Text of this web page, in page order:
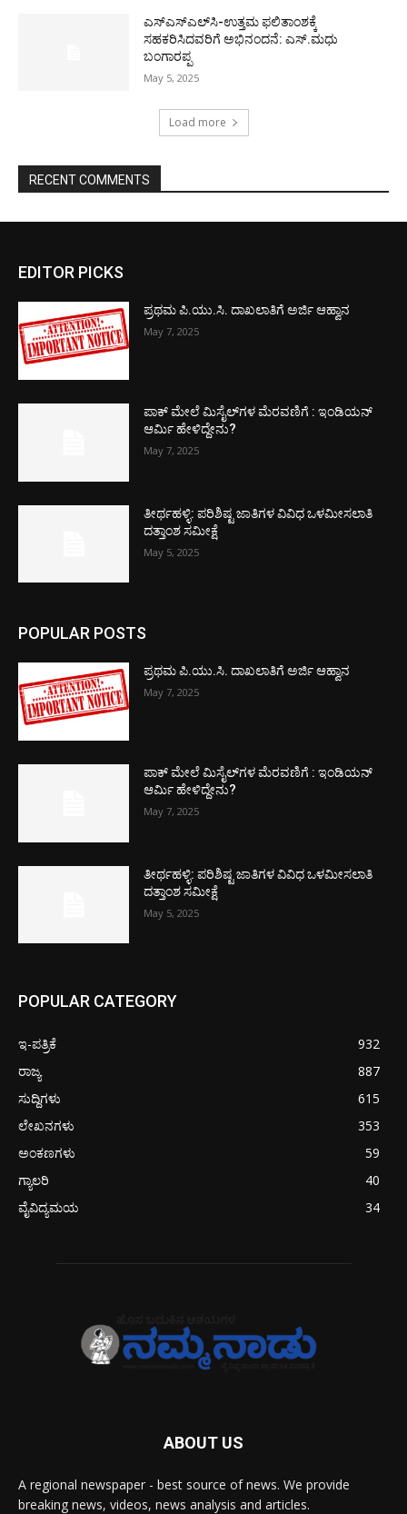
ಎಸ್‌ಎಸ್‌ಎಲ್‌ಸಿ-ಉತ್ತಮ ಫಲಿತಾಂಶಕ್ಕೆ
ಸಹಕರಿಸಿದವರಿಗೆ ಅಭಿನಂದನೆ: ಎಸ್.ಮಧು
ಬಂಗಾರಪ್ಪ
May 5, 2025
Load more
RECENT COMMENTS
EDITOR PICKS
ಪ್ರಥಮ ಪಿ.ಯು.ಸಿ. ದಾಖಲಾತಿಗೆ ಅರ್ಜಿ ಆಹ್ವಾನ
May 7, 2025
ಪಾಕ್​ ಮೇಲೆ ಮಿಸೈಲ್​ಗಳ ಮೆರವಣಿಗೆ : ಇಂಡಿಯನ್
ಆರ್ಮಿ ಹೇಳಿದ್ದೇನು?
May 7, 2025
ತೀರ್ಥಹಳ್ಳಿ: ಪರಿಶಿಷ್ಟ ಜಾತಿಗಳ ವಿವಿಧ ಒಳಮೀಸಲಾತಿ
ದತ್ತಾಂಶ ಸಮೀಕ್ಷೆ
May 5, 2025
POPULAR POSTS
ಪ್ರಥಮ ಪಿ.ಯು.ಸಿ. ದಾಖಲಾತಿಗೆ ಅರ್ಜಿ ಆಹ್ವಾನ
May 7, 2025
ಪಾಕ್​ ಮೇಲೆ ಮಿಸೈಲ್​ಗಳ ಮೆರವಣಿಗೆ : ಇಂಡಿಯನ್
ಆರ್ಮಿ ಹೇಳಿದ್ದೇನು?
May 7, 2025
ತೀರ್ಥಹಳ್ಳಿ: ಪರಿಶಿಷ್ಟ ಜಾತಿಗಳ ವಿವಿಧ ಒಳಮೀಸಲಾತಿ
ದತ್ತಾಂಶ ಸಮೀಕ್ಷೆ
May 5, 2025
POPULAR CATEGORY
ಇ-ಪತ್ರಿಕೆ
932
ರಾಜ್ಯ
887
ಸುದ್ದಿಗಳು
615
ಲೇಖನಗಳು
353
ಅಂಕಣಗಳು
59
ಗ್ಯಾಲರಿ
40
ವೈವಿದ್ಯಮಯ
34
ABOUT US
A regional newspaper - best source of news. We provide
breaking news, videos, news analysis and articles.